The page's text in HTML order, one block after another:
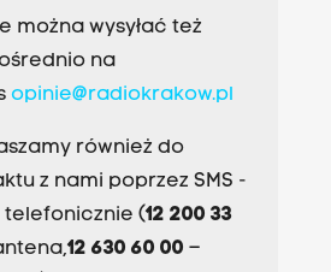
można wysyłać też
na
opinie@radiokrakow.pl
również do
z nami poprzez SMS -
telefonicznie (12 200 33
12 630 60 00 –